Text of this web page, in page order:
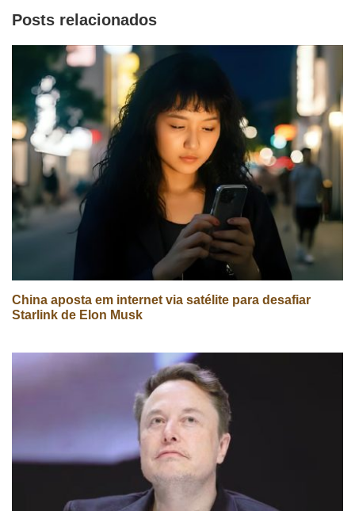
Posts relacionados
China aposta em internet via satélite para desafiar
Starlink de Elon Musk